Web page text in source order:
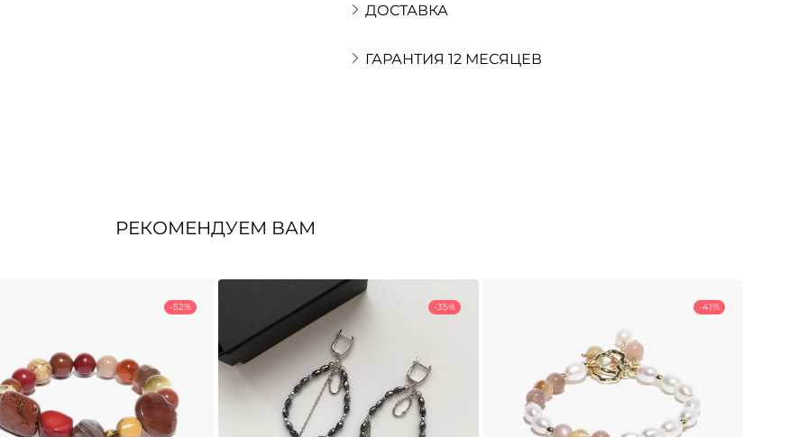
ДОСТАВКА
ГАРАНТИЯ 12 МЕСЯЦЕВ
РЕКОМЕНДУЕМ ВАМ
-52% -35% -41%